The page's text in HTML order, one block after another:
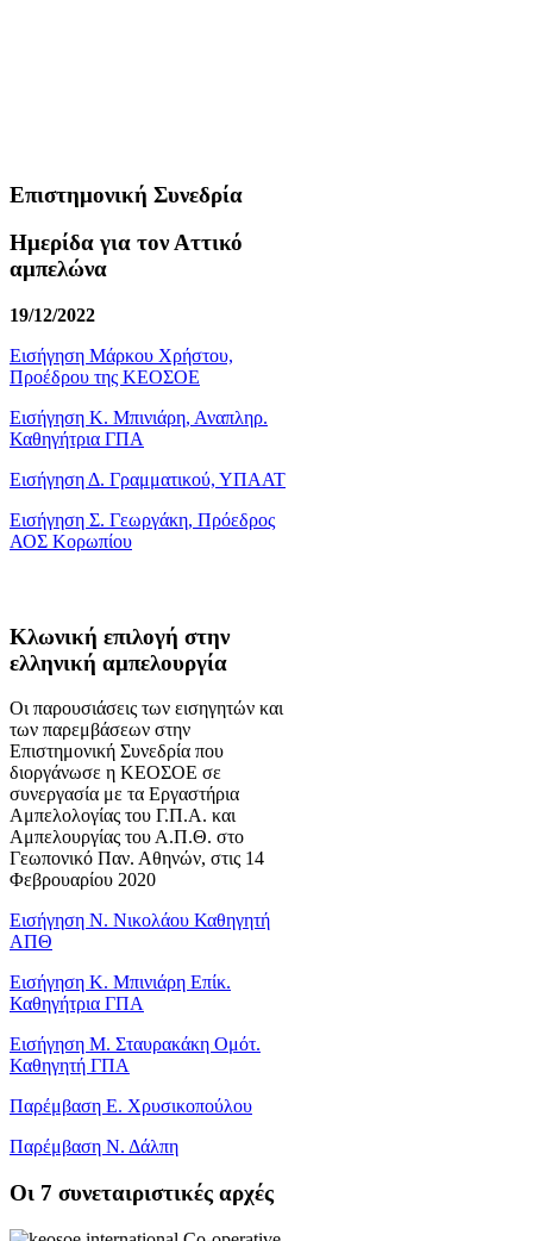
Επιστημονική Συνεδρία
Ημερίδα για τον Αττικό
αμπελώνα
19/12/2022
Εισήγηση Μάρκου Χρήστου,
Προέδρου της ΚΕΟΣΟΕ
Εισήγηση Κ. Μπινιάρη, Αναπληρ.
Καθηγήτρια ΓΠΑ
Εισήγηση Δ. Γραμματικού, ΥΠΑΑΤ
Εισήγηση Σ. Γεωργάκη, Πρόεδρος
ΑΟΣ Κορωπίου
Κλωνική επιλογή στην
ελληνική αμπελουργία
Οι παρουσιάσεις των εισηγητών και
των παρεμβάσεων στην
Επιστημονική Συνεδρία που
διοργάνωσε η ΚΕΟΣΟΕ σε
συνεργασία με τα Εργαστήρια
Αμπελολογίας του Γ.Π.Α. και
Αμπελουργίας του Α.Π.Θ. στο
Γεωπονικό Παν. Αθηνών, στις 14
Φεβρουαρίου 2020
Εισήγηση Ν. Νικολάου Καθηγητή
ΑΠΘ
Εισήγηση Κ. Μπινιάρη Επίκ.
Καθηγήτρια ΓΠΑ
Εισήγηση Μ. Σταυρακάκη Ομότ.
Καθηγητή ΓΠΑ
Παρέμβαση Ε. Χρυσικοπούλου
Παρέμβαση Ν. Δάλπη
Oι 7 συνεταιριστικές αρχές